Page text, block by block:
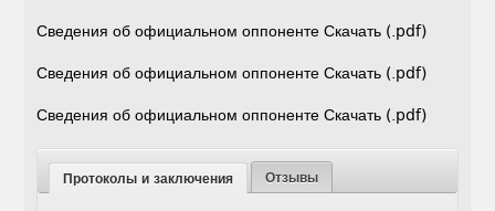
Сведения об официальном оппоненте Скачать (.pdf)
Сведения об официальном оппоненте Скачать (.pdf)
Сведения об официальном оппоненте Скачать (.pdf)
Протоколы и заключения Отзывы